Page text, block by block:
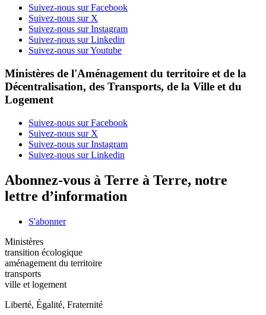
Suivez-nous sur Facebook
Suivez-nous sur X
Suivez-nous sur Instagram
Suivez-nous sur Linkedin
Suivez-nous sur Youtube
Ministères de l'Aménagement du territoire et de la
Décentralisation, des Transports, de la Ville et du
Logement
Suivez-nous sur Facebook
Suivez-nous sur X
Suivez-nous sur Instagram
Suivez-nous sur Linkedin
Abonnez-vous à Terre à Terre, notre
lettre d’information
S'abonner
Ministères
transition écologique
aménagement du territoire
transports
ville et logement
Liberté, Égalité, Fraternité